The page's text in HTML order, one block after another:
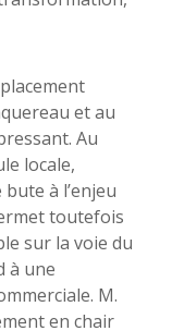
et au
Au
locale,
à l’enjeu
toutefois
sur la voie du
à une
M.
en chair